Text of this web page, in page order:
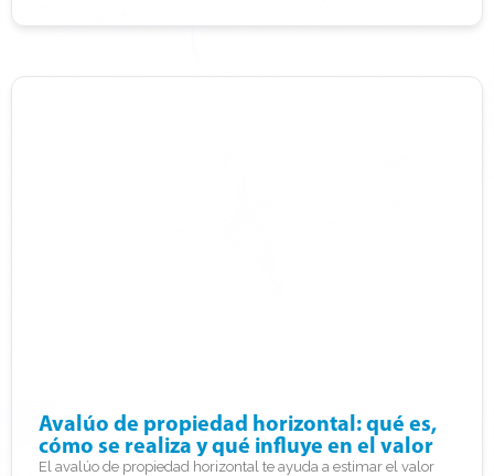
Avalúo de propiedad horizontal: qué es,
cómo se realiza y qué influye en el valor
El avalúo de propiedad horizontal te ayuda a estimar el valor